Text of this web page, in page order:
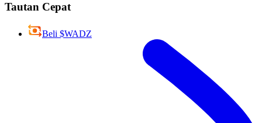
Tautan Cepat
Beli $WADZ